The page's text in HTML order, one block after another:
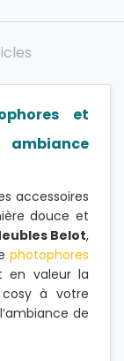
et
accessoires
douce et
Belot,
photophores
en valeur la
à votre
de